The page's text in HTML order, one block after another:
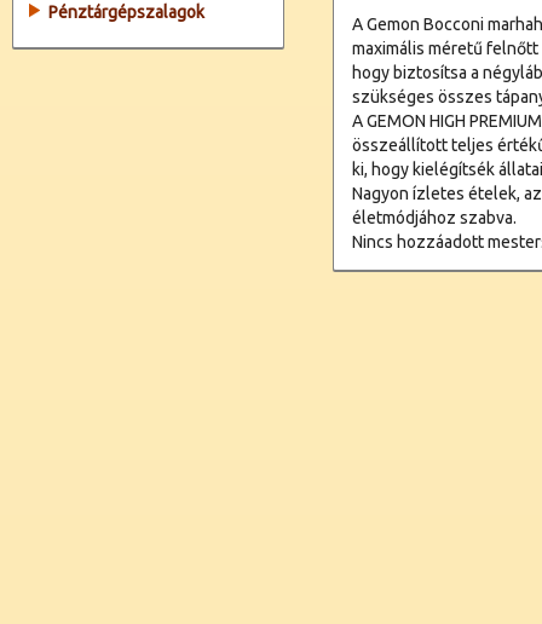
Pénztárgépszalagok
A Gemon Bocconi
maximális méretű felnőtt
hogy biztosítsa a
szükséges összes
A GEMON HIGH
összeállított teljes
ki, hogy kielégítsék
Nagyon ízletes ételek,
életmódjához szabva.
Nincs hozzáadott